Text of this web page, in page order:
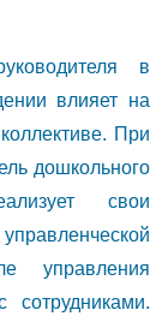
в
влияет на
При
дошкольного
свои
управления
сотрудниками.